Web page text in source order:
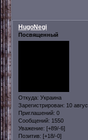
HugoNegi
Посвященный
Откуда: Украина
Зарегистрирован: 10
Приглашений: 0
Сообщений: 1550
Уважение: [+89/-6]
Позитив: [+18/-0]